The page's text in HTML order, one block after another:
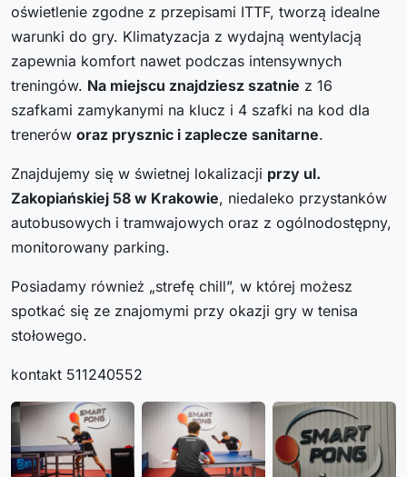
oświetlenie zgodne z przepisami ITTF, tworzą idealne
warunki do gry. Klimatyzacja z wydajną wentylacją
zapewnia komfort nawet podczas intensywnych
treningów. Na miejscu znajdziesz szatnie z 16
szafkami zamykanymi na klucz i 4 szafki na kod dla
trenerów oraz prysznic i zaplecze sanitarne.
Znajdujemy się w świetnej lokalizacji przy ul.
Zakopiańskiej 58 w Krakowie, niedaleko przystanków
autobusowych i tramwajowych oraz z ogólnodostępny,
monitorowany parking.
Posiadamy również „strefę chill”, w której możesz
spotkać się ze znajomymi przy okazji gry w tenisa
stołowego.
kontakt 511240552